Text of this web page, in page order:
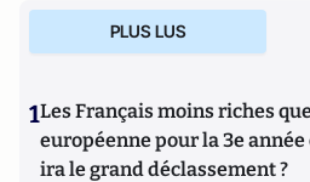
PLUS LUS
1Les Français moins riches
européenne pour la 3e
ira le grand déclassement ?